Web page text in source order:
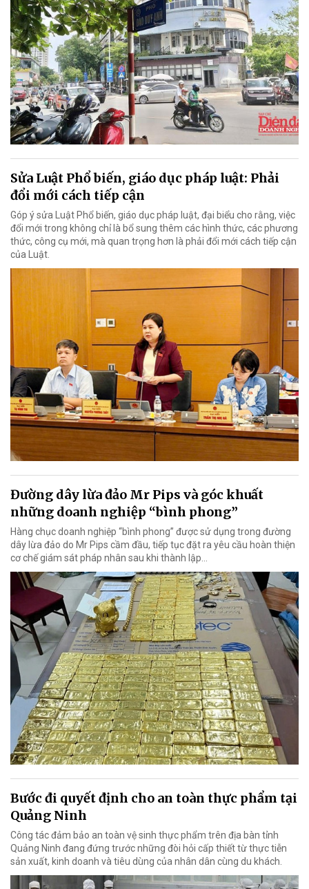
Sửa Luật Phổ biến, giáo dục pháp luật: Phải
đổi mới cách tiếp cận
Góp ý sửa Luật Phổ biến, giáo dục pháp luật, đại biểu cho rằng, việc
đổi mới trong không chỉ là bổ sung thêm các hình thức, các phương
thức, công cụ mới, mà quan trọng hơn là phải đổi mới cách tiếp cận
của Luật.
Đường dây lừa đảo Mr Pips và góc khuất
những doanh nghiệp “bình phong”
Hàng chục doanh nghiệp “bình phong” được sử dụng trong đường
dây lừa đảo do Mr Pips cầm đầu, tiếp tục đặt ra yêu cầu hoàn thiện
cơ chế giám sát pháp nhân sau khi thành lập…
Bước đi quyết định cho an toàn thực phẩm tại
Quảng Ninh
Công tác đảm bảo an toàn vệ sinh thực phẩm trên địa bàn tỉnh
Quảng Ninh đang đứng trước những đòi hỏi cấp thiết từ thực tiễn
sản xuất, kinh doanh và tiêu dùng của nhân dân cùng du khách.